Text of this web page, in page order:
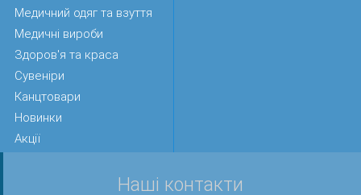
Медичний одяг та взуття
Медичні вироби
Здоров'я та краса
Сувеніри
Канцтовари
Новинки
Акції
Наші контакти